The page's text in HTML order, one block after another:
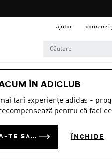
ajutor comenzi
ÎN ADICLUB
tari experiențe adidas -
pentru că faci
CONECTEAZĂ-TE SAU ÎNSCRIE-TE ACUM ÎNCHIDE
MĂRCI Originals
Oferta pe timp limitat
PANTOFI
CUP